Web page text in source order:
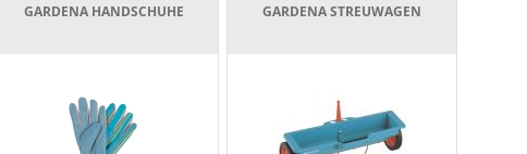
GARDENA HANDSCHUHE GARDENA STREUWAGEN